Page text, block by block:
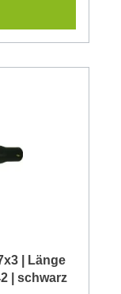
| Länge
| schwarz